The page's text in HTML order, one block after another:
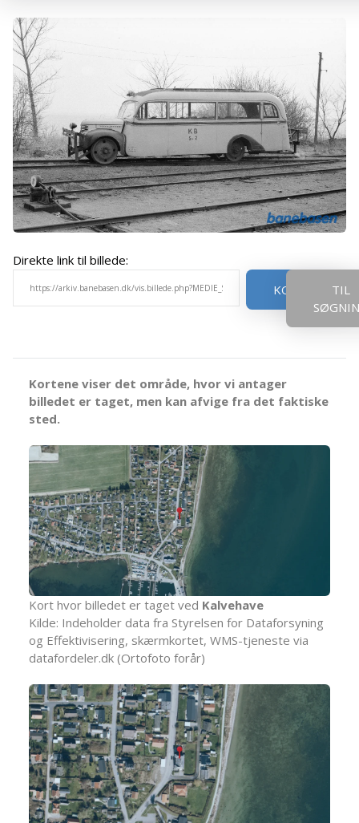
Direkte link til billede:
KOPIER
TIL
Kortene viser det område, hvor vi antager
billedet er taget, men kan afvige fra det faktiske
sted.
Kort hvor billedet er taget ved Kalvehave
Kilde: Indeholder data fra Styrelsen for Dataforsyning
og Effektivisering, skærmkortet, WMS-tjeneste via
datafordeler.dk (Ortofoto forår)